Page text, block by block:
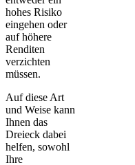
hohes Risiko
eingehen oder
auf höhere
Renditen
verzichten
müssen.
Auf diese Art
und Weise kann
Ihnen das
Dreieck dabei
helfen, sowohl
Ihre